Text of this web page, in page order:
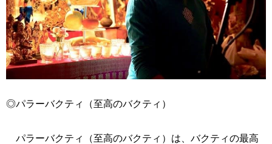
◎パラーバクティ（至高のバクティ）
パラーバクティ（至高のバクティ）は、バクティの最高